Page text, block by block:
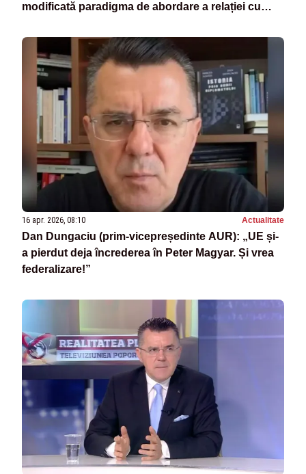
modificată paradigma de abordare a relației cu
16 apr. 2026, 08:10 Actualitate
Dan Dungaciu (prim-vicepreședinte AUR): „UE și-
a pierdut deja încrederea în Peter Magyar. Și vrea
federalizare!”